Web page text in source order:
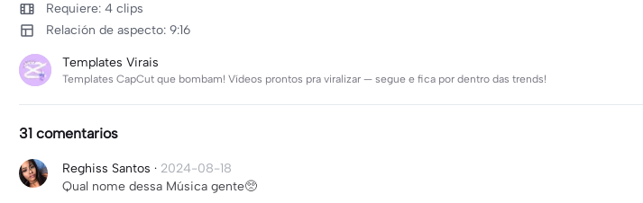
Requiere: 4 clips
Relación de aspecto: 9:16
Templates Virais
Templates CapCut que bombam! Vídeos prontos pra viralizar — segue e fica por dentro das trends!
31 comentarios
Reghiss Santos · 2024-08-18
Qual nome dessa Música gente🥺